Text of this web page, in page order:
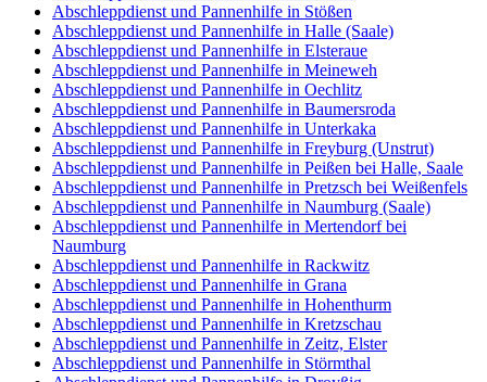
Abschleppdienst und Pannenhilfe in Stößen
Abschleppdienst und Pannenhilfe in Halle (Saale)
Abschleppdienst und Pannenhilfe in Elsteraue
Abschleppdienst und Pannenhilfe in Meineweh
Abschleppdienst und Pannenhilfe in Oechlitz
Abschleppdienst und Pannenhilfe in Baumersroda
Abschleppdienst und Pannenhilfe in Unterkaka
Abschleppdienst und Pannenhilfe in Freyburg (Unstrut)
Abschleppdienst und Pannenhilfe in Peißen bei Halle, Saale
Abschleppdienst und Pannenhilfe in Pretzsch bei Weißenfels
Abschleppdienst und Pannenhilfe in Naumburg (Saale)
Abschleppdienst und Pannenhilfe in Mertendorf bei
Naumburg
Abschleppdienst und Pannenhilfe in Rackwitz
Abschleppdienst und Pannenhilfe in Grana
Abschleppdienst und Pannenhilfe in Hohenthurm
Abschleppdienst und Pannenhilfe in Kretzschau
Abschleppdienst und Pannenhilfe in Zeitz, Elster
Abschleppdienst und Pannenhilfe in Störmthal